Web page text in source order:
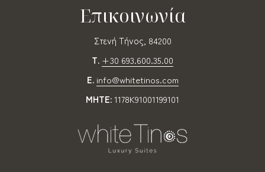
Επικοινωνία
Στενή Τήνος, 84200
T. +30 693.600.35.00
E. info@whitetinos.com
MHTE:1178K91001199101